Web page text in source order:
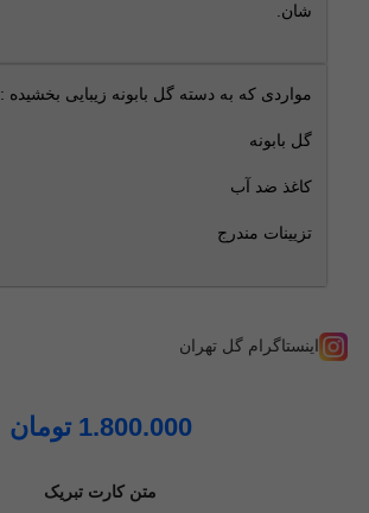
شان.
مواردی که به دسته گل بابونه زیبایی بخشیده :
گل بابونه
کاغذ ضد آب
تزیینات مندرج
اینستاگرام گل تهران
1.800.000 تومان
متن کارت تبریک